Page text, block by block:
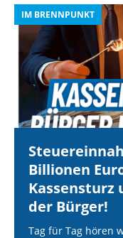
IM BRENNPUNKT
Billionen
Kassensturz
der Bürger!
Tag für Tag hören